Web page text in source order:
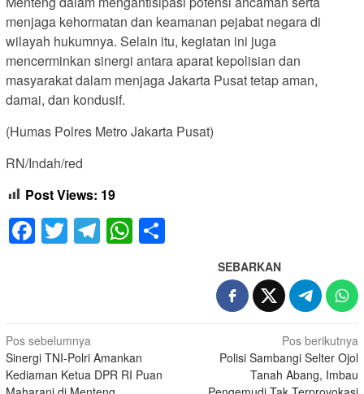
menjaga kehormatan dan keamanan pejabat negara di
wilayah hukumnya. Selain itu, kegiatan ini juga
mencerminkan sinergi antara aparat kepolisian dan
masyarakat dalam menjaga Jakarta Pusat tetap aman,
damai, dan kondusif.
(Humas Polres Metro Jakarta Pusat)
RN/Indah/red
Post Views: 19
Facebook
TwitterTelegram
WhatsApp
SEBARKAN
Navigasi
pos
Pos sebelumnya
Sinergi TNI-Polri Amankan
Kediaman Ketua DPR RI Puan
Pos berikutnya
Polisi Sambangi Selter Ojol
Tanah Abang, Imbau